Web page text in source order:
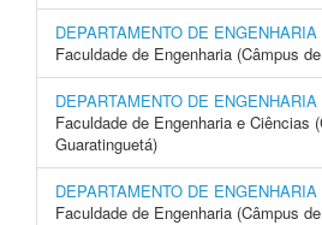
DEPARTAMENTO DE
Faculdade de Engenharia (Câmpus
DEPARTAMENTO DE
Faculdade de Engenharia e Ciências
Guaratinguetá)
DEPARTAMENTO DE
Faculdade de Engenharia (Câmpus